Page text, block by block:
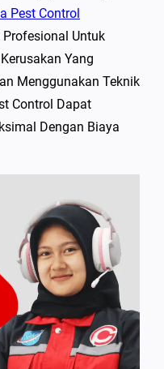
Pest Control
Untuk
Yang
Menggunakan Teknik
Control Dapat
Dengan Biaya